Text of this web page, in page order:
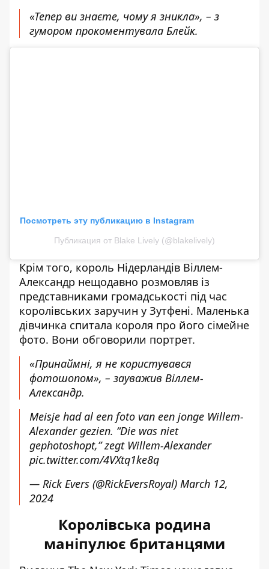
«Тепер ви знаєте, чому я зникла», – з
гумором прокоментувала Блейк.
Посмотреть эту публикацию в Instagram
Публикация от Blake Lively (@blakelively)
Крім того, король Нідерландів Віллем-
Александр нещодавно розмовляв із
представниками громадськості під час
королівських заручин у Зутфені. Маленька
дівчинка спитала короля про його сімейне
фото. Вони обговорили портрет.
«Принаймні, я не користувався
фотошопом», – зауважив Віллем-
Александр.
Meisje had al een foto van een jonge Willem-
Alexander gezien. “Die was niet
gephotoshopt,” zegt Willem-Alexander
pic.twitter.com/4VXtq1ke8q
— Rick Evers (@RickEversRoyal) March 12,
2024
Королівська родина
маніпулює британцями